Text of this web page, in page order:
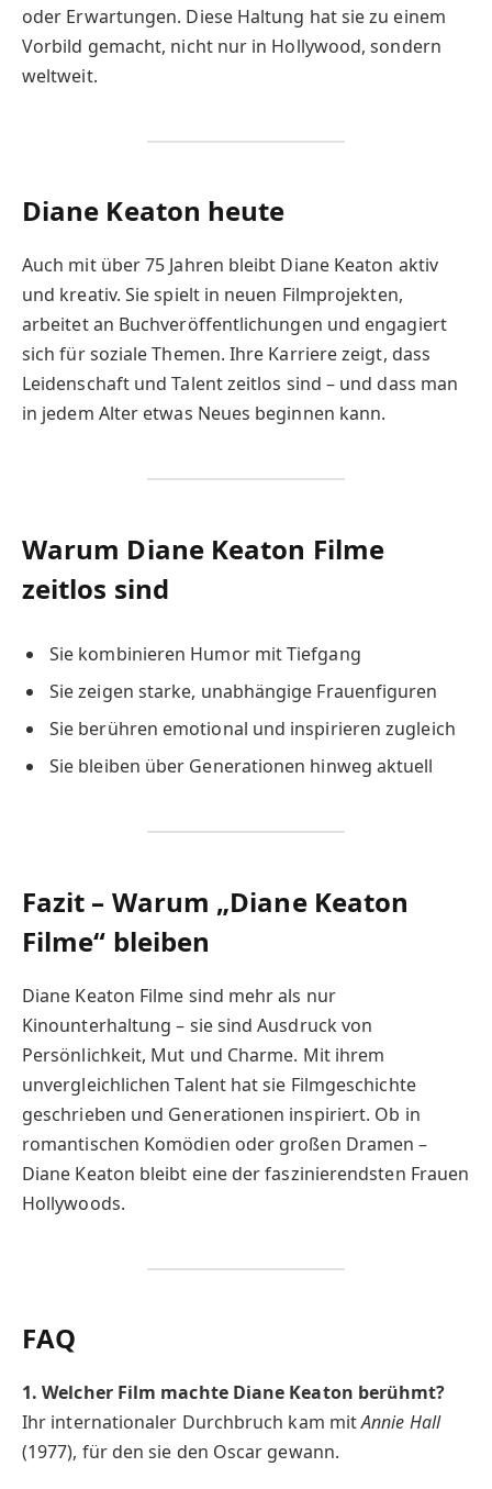
oder Erwartungen. Diese Haltung hat sie zu einem
Vorbild gemacht, nicht nur in Hollywood, sondern
weltweit.
Diane Keaton heute
Auch mit über 75 Jahren bleibt Diane Keaton aktiv
und kreativ. Sie spielt in neuen Filmprojekten,
arbeitet an Buchveröffentlichungen und engagiert
sich für soziale Themen. Ihre Karriere zeigt, dass
Leidenschaft und Talent zeitlos sind – und dass man
in jedem Alter etwas Neues beginnen kann.
Warum Diane Keaton Filme
zeitlos sind
Sie kombinieren Humor mit Tiefgang
Sie zeigen starke, unabhängige Frauenfiguren
Sie berühren emotional und inspirieren zugleich
Sie bleiben über Generationen hinweg aktuell
Fazit – Warum „Diane Keaton
Filme“ bleiben
Diane Keaton Filme sind mehr als nur
Kinounterhaltung – sie sind Ausdruck von
Persönlichkeit, Mut und Charme. Mit ihrem
unvergleichlichen Talent hat sie Filmgeschichte
geschrieben und Generationen inspiriert. Ob in
romantischen Komödien oder großen Dramen –
Diane Keaton bleibt eine der faszinierendsten Frauen
Hollywoods.
FAQ
1. Welcher Film machte Diane Keaton berühmt?
Ihr internationaler Durchbruch kam mitAnnie Hall
(1977), für den sie den Oscar gewann.